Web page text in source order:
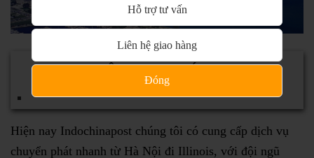
NỘI DUNG CHÍNH
Hiện nay Indochinapost chúng tôi có cung cấp dịch vụ
chuyển phát nhanh từ Hà Nội đi Illinois, với đội ngũ
Hỗ trợ tư vấn
Liên hệ giao hàng
Đóng